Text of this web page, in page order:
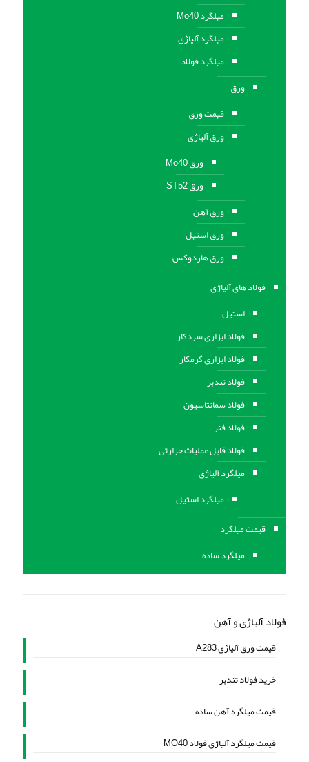
میلگرد Mo40
میلگرد آلیاژی
میلگرد فولاد
ورق
قیمت ورق
ورق آلیاژی
ورق Mo40
ورق ST52
ورق آهن
ورق استيل
ورق هاردوکس
فولاد های آلیاژی
استیل
فولاد ابزاری سردکار
فولاد ابزاری گرمکار
فولاد تندبر
فولاد سمانتاسیون
فولاد فنر
فولاد قابل عملیات حرارتی
ميلگرد آلیاژی
میلگرد استیل
قیمت میلگرد
میلگرد ساده
فولاد آلیاژی و آهن
قیمت ورق آلیاژی A283
خرید فولاد تندبر
قیمت میلگرد آهن ساده
قیمت میلگرد آلیاژی فولاد MO40